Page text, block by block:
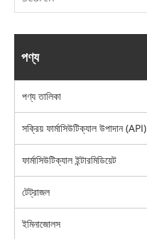
পণ্য
পণ্য তালিকা
সক্রিয় ফার্মাসিউটিক্যাল উপাদান (API)
ফার্মাসিউটিক্যাল ইন্টারমিডিয়েট
টেট্রাজল
ইমিনাজোলস